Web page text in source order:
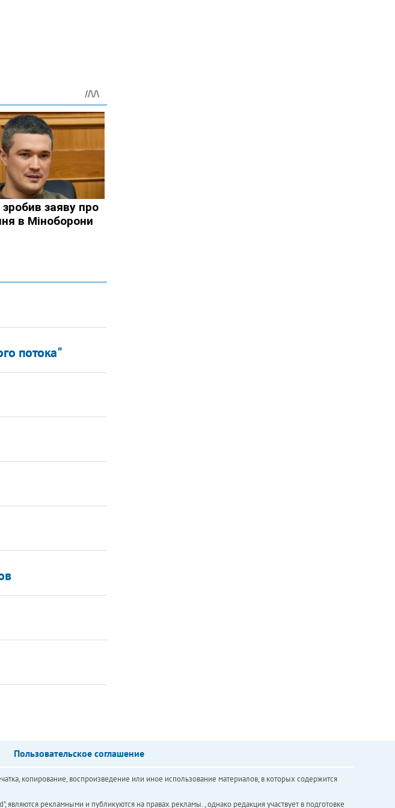
потока"
Пользовательское соглашение
копирование, воспроизведение или иное использование материалов, в которых содержится
рекламными и публикуются на правах рекламы. , однако редакция участвует в подготовке